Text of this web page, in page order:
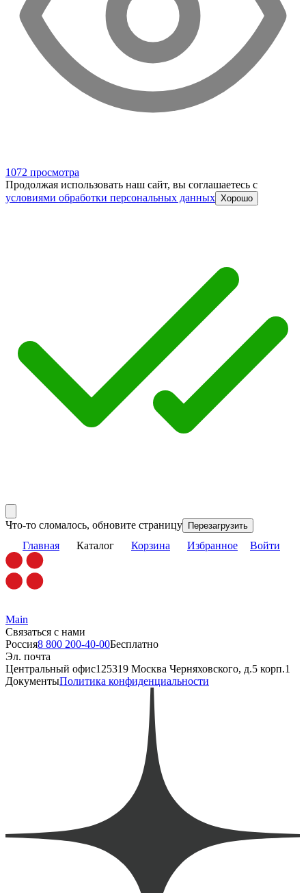
1072 просмотра
Продолжая использовать наш сайт, вы соглашаетесь c
условиями обработки персональных данных Хорошо
Что-то сломалось, обновите страницу Перезагрузить
Главная Каталог Корзина Избранное Войти
Main
Связаться с нами
Россия8 800 200-40-00Бесплатно
Эл. почта
Центральный офис125319 Москва Черняховского, д.5 корп.1
ДокументыПолитика конфиденциальности